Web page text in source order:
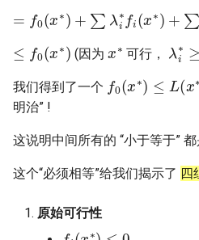
0( x∗)+ λi∗ f (x∗ +∑ ∗hi
f 0( x∗)
(因为
∗
可行，
λ i∗
我们得到了一个
f0 ( ∗ L (x ∗ ,λ
明治” !
这说明中间所有的 “小于等于” 都
这个“必须相等”给我们揭示了 四
原始可行性
f x ∗)
0